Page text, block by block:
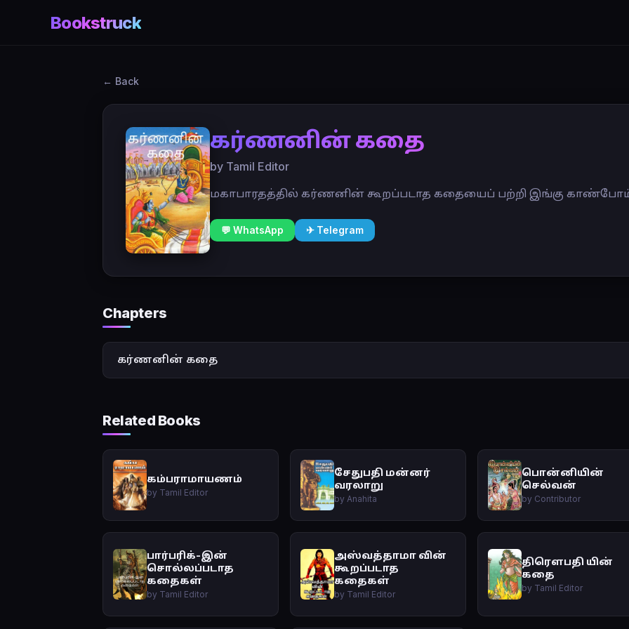
Bookstruck
← Back
கர்ணனின் கதை
by Tamil Editor
மகாபாரதத்தில் கர்ணனின் கூறப்படாத கதையைப் பற்றி இங்கு
💬 WhatsApp ✈ Telegram
Chapters
கர்ணனின் கதை
Related Books
கம்பராமாயணம்
by Tamil Editor
சேதுபதி மன்னர்
வரலாறு
by Anahita
பொன்னியின்
செல்வன்
by Contributor
பார்பரிக்-இன்
சொல்லப்படாத
கதைகள்
by Tamil Editor
அஸ்வத்தாமா வின்
கூறப்படாத
கதைகள்
by Tamil Editor
திரௌபதி யின்
கதை
by Tamil Editor